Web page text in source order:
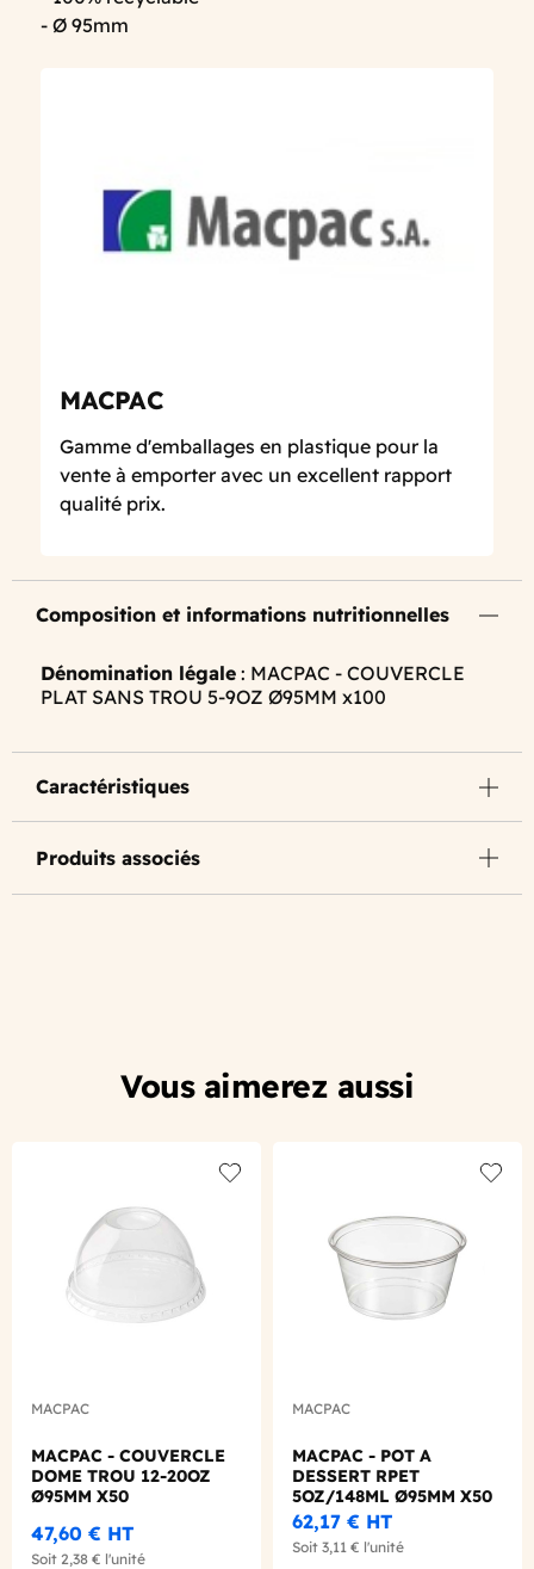
- Ø 95mm
MACPAC
Gamme d'emballages en plastique pour la
vente à emporter avec un excellent rapport
qualité prix.
Composition et informations nutritionnelles
Dénomination légale : MACPAC - COUVERCLE
PLAT SANS TROU 5-9OZ Ø95MM x100
Caractéristiques
Produits associés
Vous aimerez aussi
MACPAC
MACPAC - COUVERCLE
DOME TROU 12-20OZ
Ø95MM X50
47,60 € HT
Soit 2,38 € l'unité
MACPAC
MACPAC - POT A
DESSERT RPET
5OZ/148ML Ø95MM X50
62,17 € HT
Soit 3,11 € l'unité